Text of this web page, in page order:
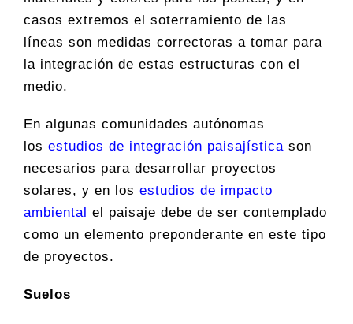
casos extremos el soterramiento de las
líneas son medidas correctoras a tomar para
la integración de estas estructuras con el
medio.
En algunas comunidades autónomas
los estudios de integración paisajísticason
necesarios para desarrollar proyectos
solares, y en los estudios de impacto
ambiental el paisaje debe de ser contemplado
como un elemento preponderante en este tipo
de proyectos.
Suelos